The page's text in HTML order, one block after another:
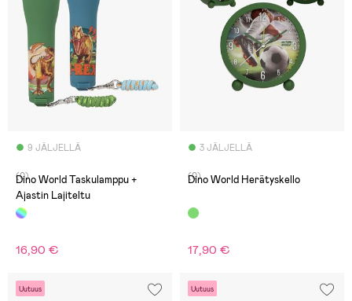
9 JÄLJELLÄ
(0)
Dino World Taskulamppu +
Ajastin Lajiteltu
16,90 €
3 JÄLJELLÄ
(0)
Dino World Herätyskello
17,90 €
Uutuus Uutuus